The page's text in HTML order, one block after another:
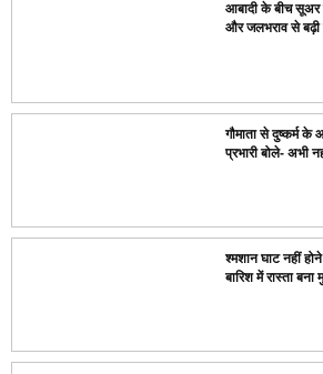
आबादी के बीच सूअर
और जलभराव से बढ़ी
गौमाता से दुष्कर्म के
प्रभारी बोले- अभी
श्मशान घाट नहीं
बारिश में रास्ता बना